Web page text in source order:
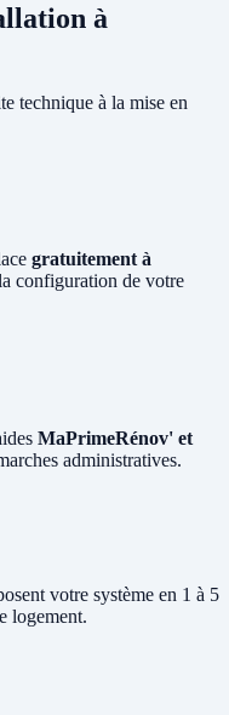
à
technique à la mise en
gratuitement à
configuration de votre
MaPrimeRénov' et
administratives.
votre système en 1 à 5
logement.